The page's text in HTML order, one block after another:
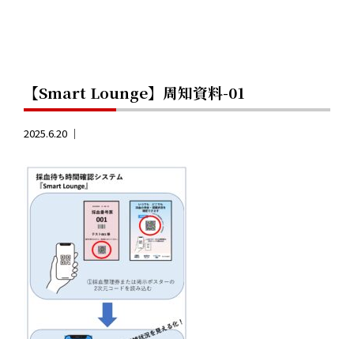
【Smart Lounge】周知資料-01
2025.6.20 ｜